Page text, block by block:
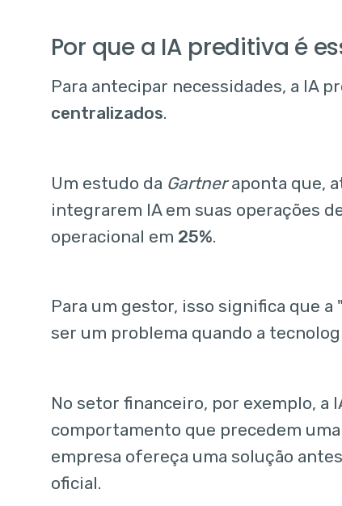
Por que a IA preditiva é
Para antecipar necessidades, a IA
centralizados.
Um estudo da Gartneraponta que,
integrarem IA em suas operações
operacional em 25%.
Para um gestor, isso significa que
ser um problema quando a
No setor financeiro, por exemplo, a
comportamento que precedem
empresa ofereça uma solução
oficial.